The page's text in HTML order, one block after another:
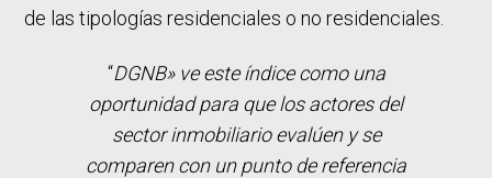
de las tipologías residenciales o no residenciales.
“DGNB» ve este índice como una
oportunidad para que los actores del
sector inmobiliario evalúen y se
comparen con un punto de referencia